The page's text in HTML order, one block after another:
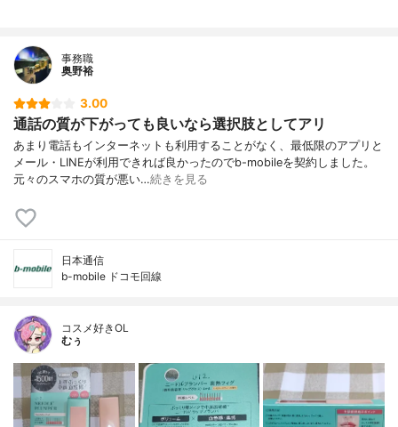
事務職
奥野裕
3.00
通話の質が下がっても良いなら選択肢としてアリ
あまり電話もインターネットも利用することがなく、最低限のアプリと
メール・LINEが利用できれば良かったのでb-mobileを契約しました。
元々のスマホの質が悪い…続きを見る
日本通信
b-mobile ドコモ回線
コスメ好きOL
むぅ